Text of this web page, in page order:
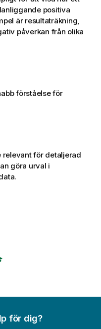
positiva
är resultaträkning,
påverkan från olika
förståelse för
för detaljerad
göra urval i
för dig?